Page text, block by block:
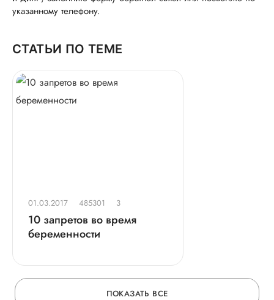
указанному телефону.
СТАТЬИ ПО ТЕМЕ
01.03.2017 485301 3
10 запретов во время
беременности
ПОКАЗАТЬ ВСЕ